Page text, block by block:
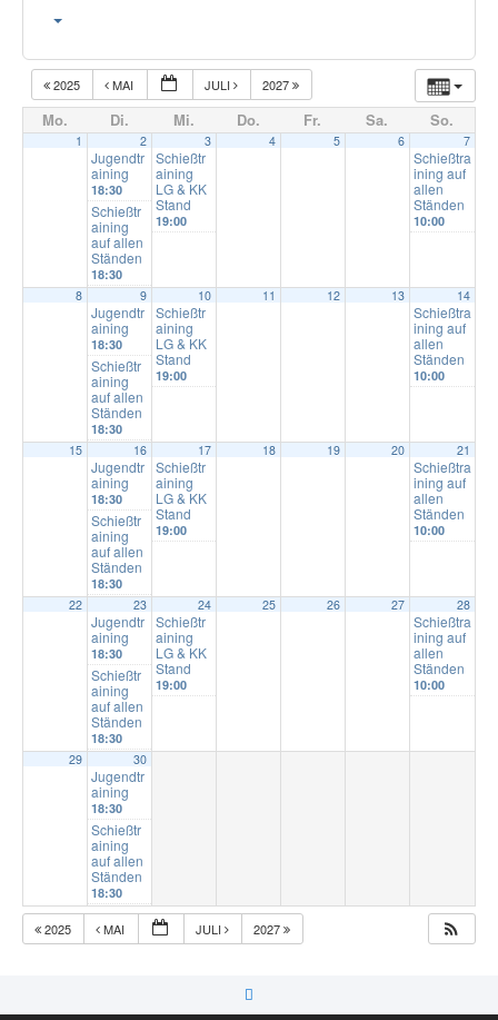
2025 MAI JULI 2027
Mo. Di. Mi. Do. Fr. Sa. So.
1 2
Jugendtr
aining
18:30
Schießtr
aining
auf allen
Ständen
18:30
3
Schießtr
aining
LG & KK
Stand
19:00
4 5 6 7
Schießtra
ining auf
allen
Ständen
10:00
8 9
Jugendtr
aining
18:30
Schießtr
aining
auf allen
Ständen
18:30
10
Schießtr
aining
LG & KK
Stand
19:00
11 12 13 14
Schießtra
ining auf
allen
Ständen
10:00
15 16
Jugendtr
aining
18:30
Schießtr
aining
auf allen
Ständen
18:30
17
Schießtr
aining
LG & KK
Stand
19:00
18 19 20 21
Schießtra
ining auf
allen
Ständen
10:00
22 23
Jugendtr
aining
18:30
Schießtr
aining
auf allen
Ständen
18:30
24
Schießtr
aining
LG & KK
Stand
19:00
25 26 27 28
Schießtra
ining auf
allen
Ständen
10:00
29 30
Jugendtr
aining
18:30
Schießtr
aining
auf allen
Ständen
18:30
2025 MAI JULI 2027